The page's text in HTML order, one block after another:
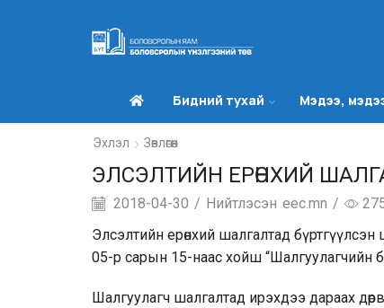
Бидний тухай Мэдээ,
Эхлэл Зөвлөгөөн
ЭЛСЭЛТИЙН ЕРӨНХИЙ
2018-04-30 / Нийтлэсэн eec.mn /
Элсэлтийн ерөнхий шалгалтад
05-р сарын 15-наас хойш “Шалгуулагчийн
Шалгуулагч шалгалтад ирэхдээ дараах